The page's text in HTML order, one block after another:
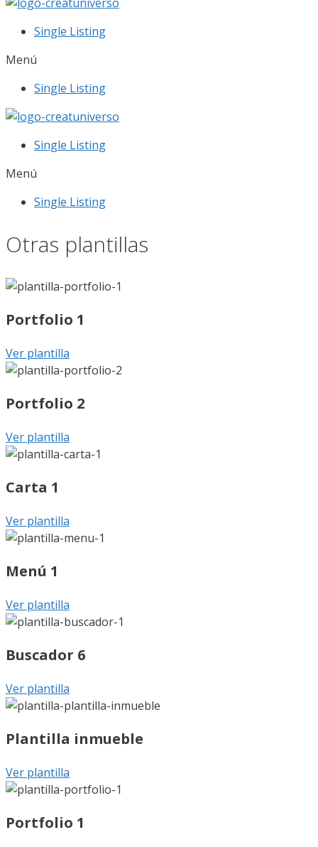
Single Listing
Menú
Single Listing
Single Listing
Menú
Single Listing
Otras plantillas
Portfolio 1
Ver plantilla
Portfolio 2
Ver plantilla
Carta 1
Ver plantilla
Menú 1
Ver plantilla
Buscador 6
Ver plantilla
Plantilla inmueble
Ver plantilla
Portfolio 1